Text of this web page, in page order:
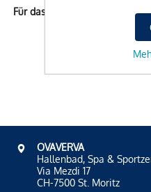
Für das ausgewählte Datum
OVAVERVA
Hallenbad, Spa &
Via Mezdi 17
CH-7500 St. Moritz